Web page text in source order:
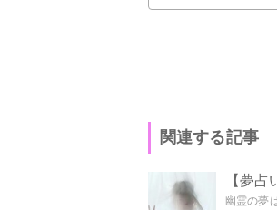
関連する記事
【夢
幽霊の夢